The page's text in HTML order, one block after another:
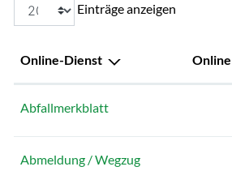
Einträge anzeigen
Online-Dienst Online
Abfallmerkblatt
Abmeldung / Wegzug